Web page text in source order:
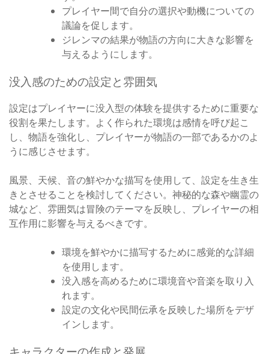
プレイヤー間で自分の選択や動機についての
議論を促します。
ジレンマの結果が物語の方向に大きな影響を
与えるようにします。
没入感のための設定と雰囲気
設定はプレイヤーに没入型の体験を提供するために重要な
役割を果たします。よく作られた環境は感情を呼び起こ
し、物語を強化し、プレイヤーが物語の一部であるかのよ
うに感じさせます。
風景、天候、音の鮮やかな描写を使用して、設定を生き生
きとさせることを検討してください。神秘的な森や幽霊の
城など、雰囲気は冒険のテーマを反映し、プレイヤーの相
互作用に影響を与えるべきです。
環境を鮮やかに描写するために感覚的な詳細
を使用します。
没入感を高めるために環境音や音楽を取り入
れます。
設定の文化や民間伝承を反映した場所をデザ
インします。